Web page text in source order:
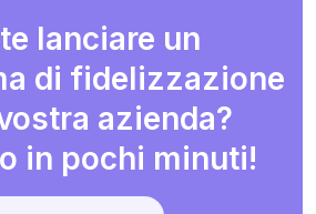
lanciare un
di fidelizzazione
azienda?
in pochi minuti!